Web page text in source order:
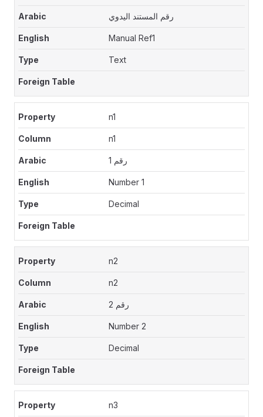
رقم المستند اليدوي
Manual Ref1
Text
n1
n1
رقم 1
Number 1
Decimal
n2
n2
رقم 2
Number 2
Decimal
n3